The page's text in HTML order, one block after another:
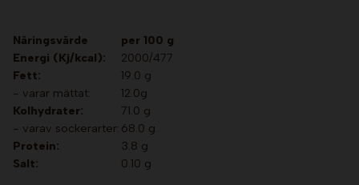
Näringsvärde
per 100 g
Energi (Kj/kcal):
2000/477
Fett:
19.0 g
- varar mättat:
12.0g
Kolhydrater:
71.0 g
- varav sockerarter: 68.0 g
Protein:
3.8 g
Salt:
0.10 g